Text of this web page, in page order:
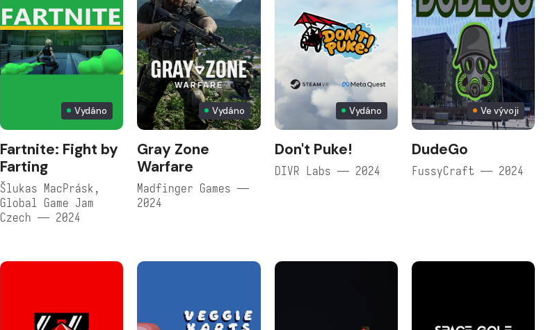
Vydáno
Fartnite: Fight by
Farting
Šlukas MacPrásk,
Global Game Jam
Czech — 2024
Vydáno
Gray Zone
Warfare
Madfinger Games —
2024
Vydáno
Don't Puke!
DIVR Labs — 2024
Ve vývoji
DudeGo
FussyCraft — 2024